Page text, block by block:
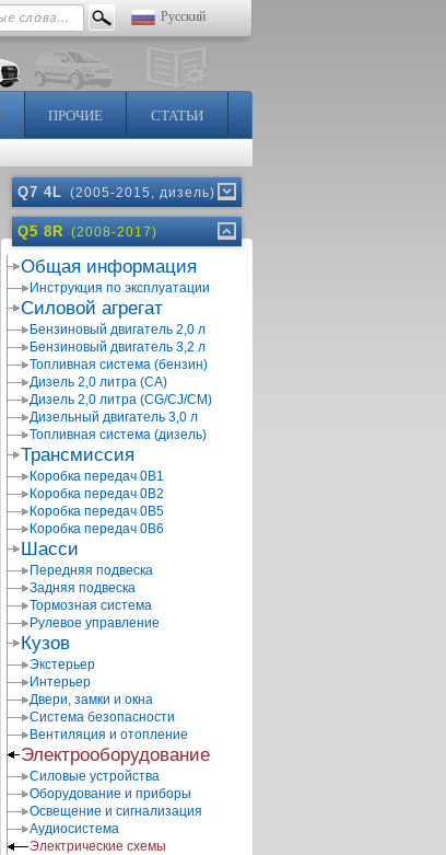
Русский
ПРОЧИЕ СТАТЬИ
Q7 4L (2005-2015, дизель)
Q5 8R (2008-2017)
Общая информация
Инструкция по эксплуатации
Силовой агрегат
Бензиновый двигатель 2,0 л
Бензиновый двигатель 3,2 л
Топливная система (бензин)
Дизель 2,0 литра (CA)
Дизель 2,0 литра (CG/CJ/CM)
Дизельный двигатель 3,0 л
Топливная система (дизель)
Трансмиссия
Коробка передач 0В1
Коробка передач 0В2
Коробка передач 0В5
Коробка передач 0В6
Шасси
Передняя подвеска
Задняя подвеска
Тормозная система
Рулевое управление
Кузов
Экстерьер
Интерьер
Двери, замки и окна
Система безопасности
Вентиляция и отопление
Электрооборудование
Силовые устройства
Оборудование и приборы
Освещение и сигнализация
Аудиосистема
Электрические схемы